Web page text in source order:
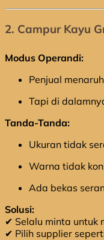
2. Campur Kayu
Modus Operandi:
Penjual
Tapi di
Tanda-Tanda:
Ukuran tidak
Warna tidak
Ada bekas
Solusi:
✔ Selalu minta untuk
✔ Pilih supplier